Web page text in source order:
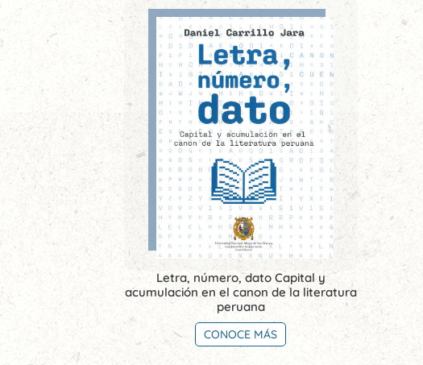
Letra, número, dato Capital y
acumulación en el canon de la literatura
peruana
CONOCE MÁS